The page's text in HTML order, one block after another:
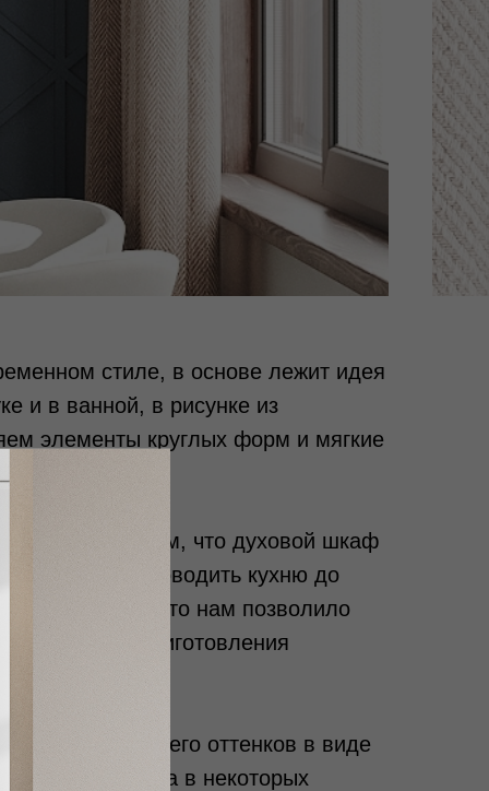
стиле, в основе лежит идея
и в ванной, в рисунке из
элементы круглых форм и мягкие
не только тем, что духовой шкаф
мы не стали доводить кухню до
также это нам позволило
для приготовления
синего оттенков в виде
до потолка в некоторых